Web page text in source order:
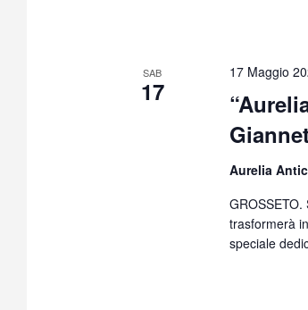
SAB
17
17 Maggio
Aurelia
trasformerà
speciale